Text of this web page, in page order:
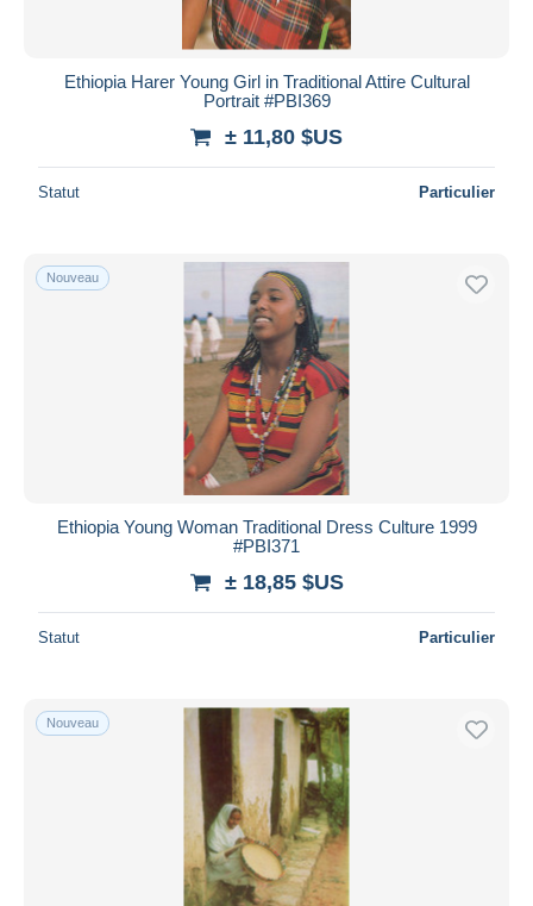
Ethiopia Harer Young Girl in Traditional Attire Cultural
Portrait #PBI369
± 11,80 $US
Statut Particulier
Nouveau
Ethiopia Young Woman Traditional Dress Culture 1999
#PBI371
± 18,85 $US
Statut Particulier
Nouveau